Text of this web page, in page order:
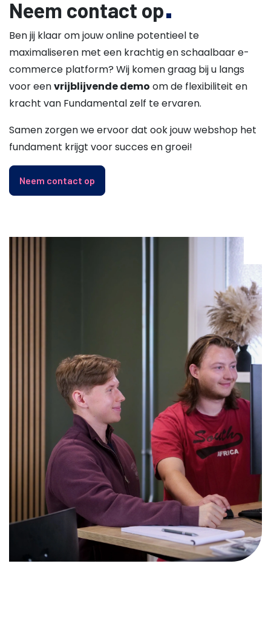
Neem contact op
Ben jij klaar om jouw online potentieel te
maximaliseren met een krachtig en schaalbaar e-
commerce platform? Wij komen graag bij u langs
voor eenvrijblijvende demo om de flexibiliteit en
kracht van Fundamental zelf te ervaren.
Samen zorgen we ervoor dat ook jouw webshop het
fundament krijgt voor succes en groei!
Neem contact op